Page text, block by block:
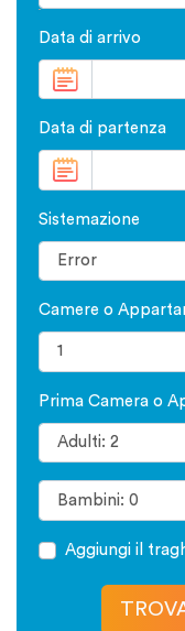
Data di arrivo
Data di partenza
Sistemazione
Camere o
Prima Camera o
Aggiungi il